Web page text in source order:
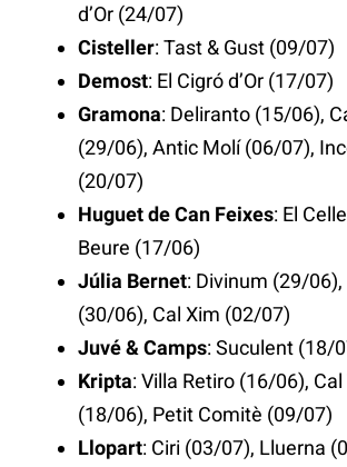
d’Or (24/07)
Cisteller: Tast & Gust (09/07)
Demost: El Cigró d’Or (17/07)
Gramona: Deliranto (15/06),
(29/06), Antic Molí (06/07),
(20/07)
Huguet de Can Feixes: El
Beure (17/06)
Júlia Bernet: Divinum (29/
(30/06), Cal Xim (02/07)
Juvé & Camps: Suculent (18/
Kripta: Villa Retiro (16/06), Cal
(18/06), Petit Comitè (09/07)
Llopart: Ciri (03/07), Lluerna